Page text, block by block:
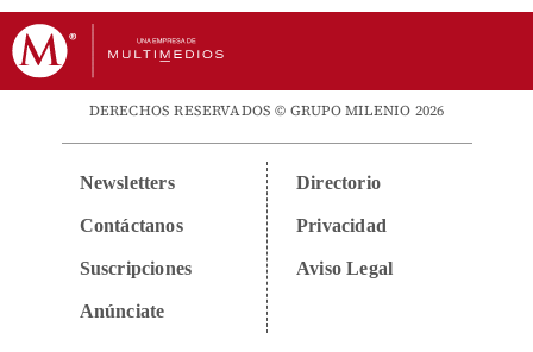
DERECHOS RESERVADOS © GRUPO MILENIO 2026
Newsletters
Contáctanos
Suscripciones
Anúnciate
Directorio
Privacidad
Aviso Legal